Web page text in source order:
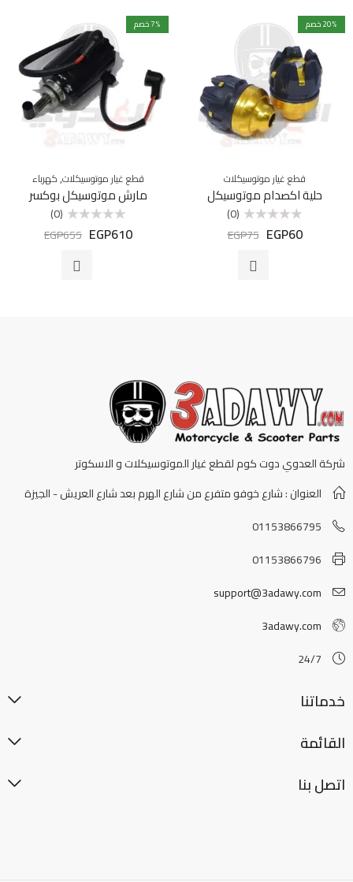
20% خصم
قطع غيار موتوسيكلات
حلية اكصدام موتوسيكل
التقييم
(0)
EGP60
EGP75
7% خصم
قطع غيار موتوسيكلات,كهرباء
مارش موتوسيكل بوكسر
التقييم
(0)
EGP610
EGP655
شركة العدوي دوت كوم لقطع غيار الموتوسيكلات و الاسكوتر
العنوان : شارع خوفو متفرع من شارع الهرم بعد شارع العريش - الجيزة
01153866795
01153866796
support@3adawy.com
3adawy.com
24/7
خدماتنا
القائمة
اتصل بنا